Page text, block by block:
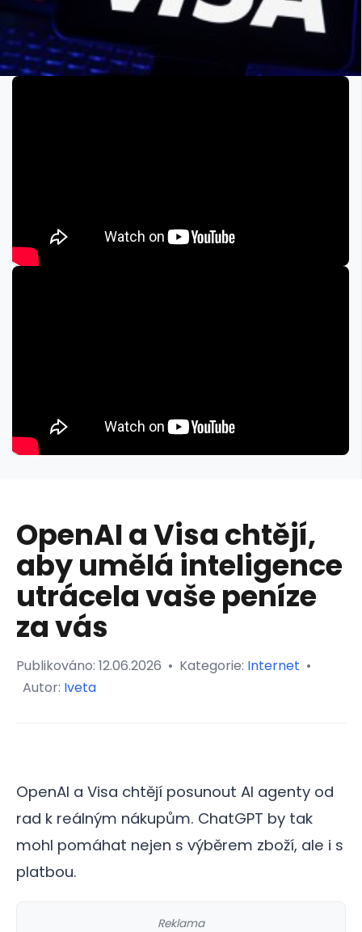
OpenAI a Visa chtějí,
aby umělá inteligence
utrácela vaše peníze
za vás
Publikováno: 12.06.2026 • Kategorie: Internet •
Autor: Iveta
OpenAI a Visa chtějí posunout AI agenty od
rad k reálným nákupům. ChatGPT by tak
mohl pomáhat nejen s výběrem zboží, ale i s
platbou.
Reklama